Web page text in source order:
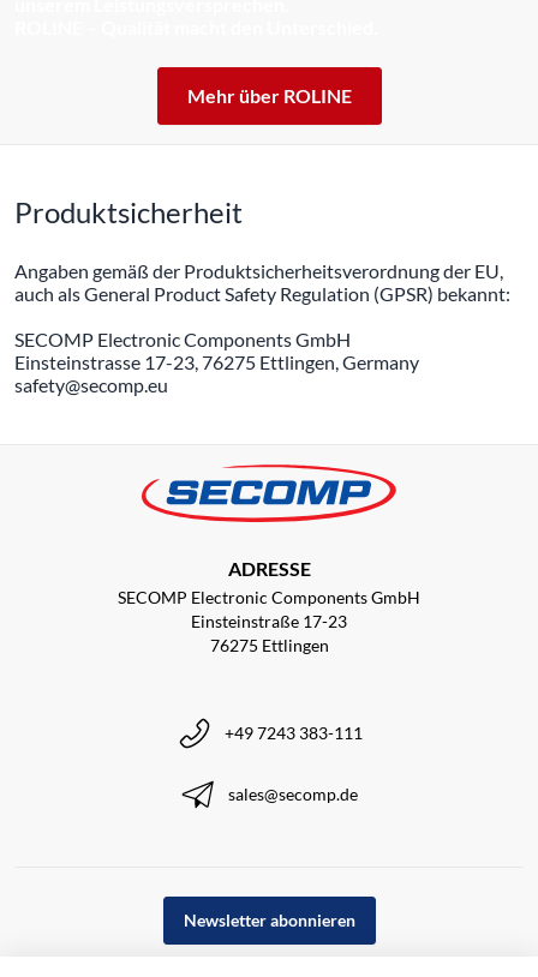
Mehr über ROLINE
Produktsicherheit
Angaben gemäß der Produktsicherheitsverordnung der EU,
auch als General Product Safety Regulation (GPSR) bekannt:
SECOMP Electronic Components GmbH
Einsteinstrasse 17-23, 76275 Ettlingen, Germany
safety@secomp.eu
ADRESSE
SECOMP Electronic Components GmbH
Einsteinstraße 17-23
76275 Ettlingen
+49 7243 383-111
sales@secomp.de
Newsletter abonnieren